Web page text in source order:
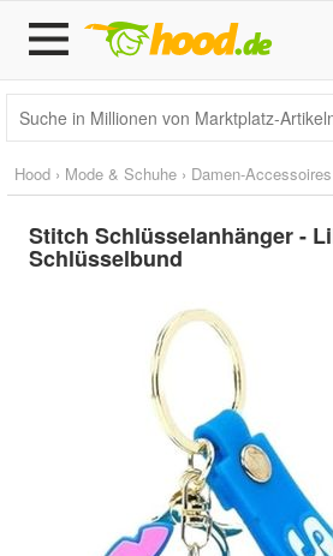
Hood › Mode & Schuhe › Damen-Accessoires
Stitch Schlüsselanhänger -
Schlüsselbund